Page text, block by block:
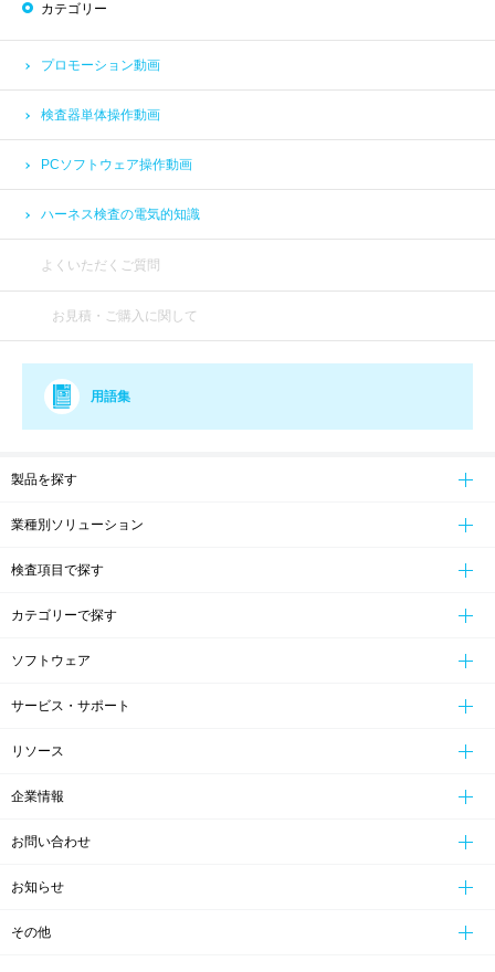
カテゴリー
プロモーション動画
検査器単体操作動画
PCソフトウェア操作動画
ハーネス検査の電気的知識
よくいただくご質問
お見積・ご購入に関して
用語集
製品を探す
業種別ソリューション
検査項目で探す
カテゴリーで探す
ソフトウェア
サービス・サポート
リソース
企業情報
お問い合わせ
お知らせ
その他